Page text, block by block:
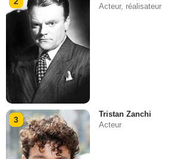
Acteur, réalisateur
3
Tristan Zanchi
Acteur